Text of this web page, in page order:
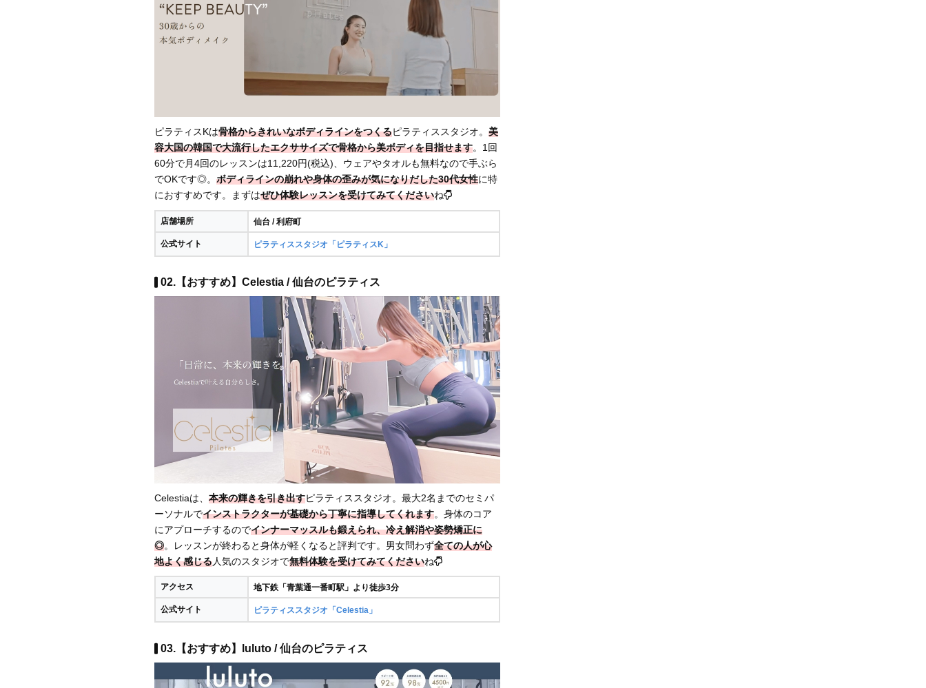
ピラティスKは骨格からきれいなボディラインをつくるピラティススタジオ。 美
容大国の韓国で大流行したエクササイズで骨格から美ボディを目指せます。1回
60分で月4回のレッスンは11,220円(税込)、ウェアやタオルも無料なので手ぶら
でOKです◎。 ボディラインの崩れや身体の歪みが気になりだした30代女性に特
におすすめです。まずはぜひ体験レッスンを受けてみてくださいね
店舗場所 仙台 / 利府町
公式サイト ピラティススタジオ「ピラティスK」
02.【おすすめ】Celestia / 仙台のピラティス
Celestiaは、 本来の輝きを引き出すピラティススタジオ。最大2名までのセミパ
ーソナルでインストラクターが基礎から丁寧に指導してくれます。身体のコア
にアプローチするのでインナーマッスルも鍛えられ、冷え解消や姿勢矯正に
◎。レッスンが終わると身体が軽くなると評判です。男女問わず全ての人が心
地よく感じる人気のスタジオで無料体験を受けてみてくださいね
アクセス 地下鉄「青葉通一番町駅」より徒歩3分
公式サイト ピラティススタジオ「Celestia」
03.【おすすめ】luluto / 仙台のピラティス